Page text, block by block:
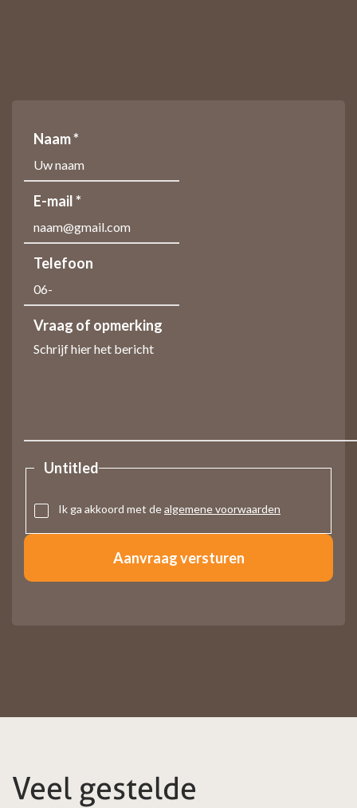
Naam *
E-mail *
Telefoon
Vraag of opmerking
Untitled
Ik ga akkoord met dealgemene voorwaarden
Veel gestelde